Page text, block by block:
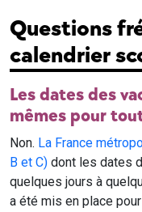
Questions
calendrier
Les dates des
mêmes pour
Non. La France
B et C) dont les dates
quelques jours à
a été mis en place